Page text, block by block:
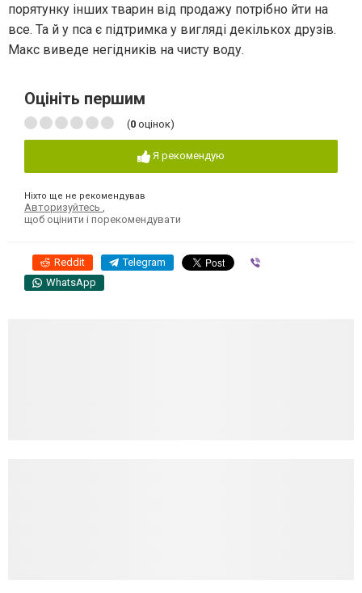
порятунку інших тварин від продажу потрібно йти на
все. Та й у пса є підтримка у вигляді декількох друзів.
Макс виведе негідників на чисту воду.
Оцініть першим
(0 оцінок)
Я рекомендую
Ніхто ще не рекомендував
Авторизуйтесь ,
щоб оцінити і порекомендувати
Reddit Telegram
WhatsApp